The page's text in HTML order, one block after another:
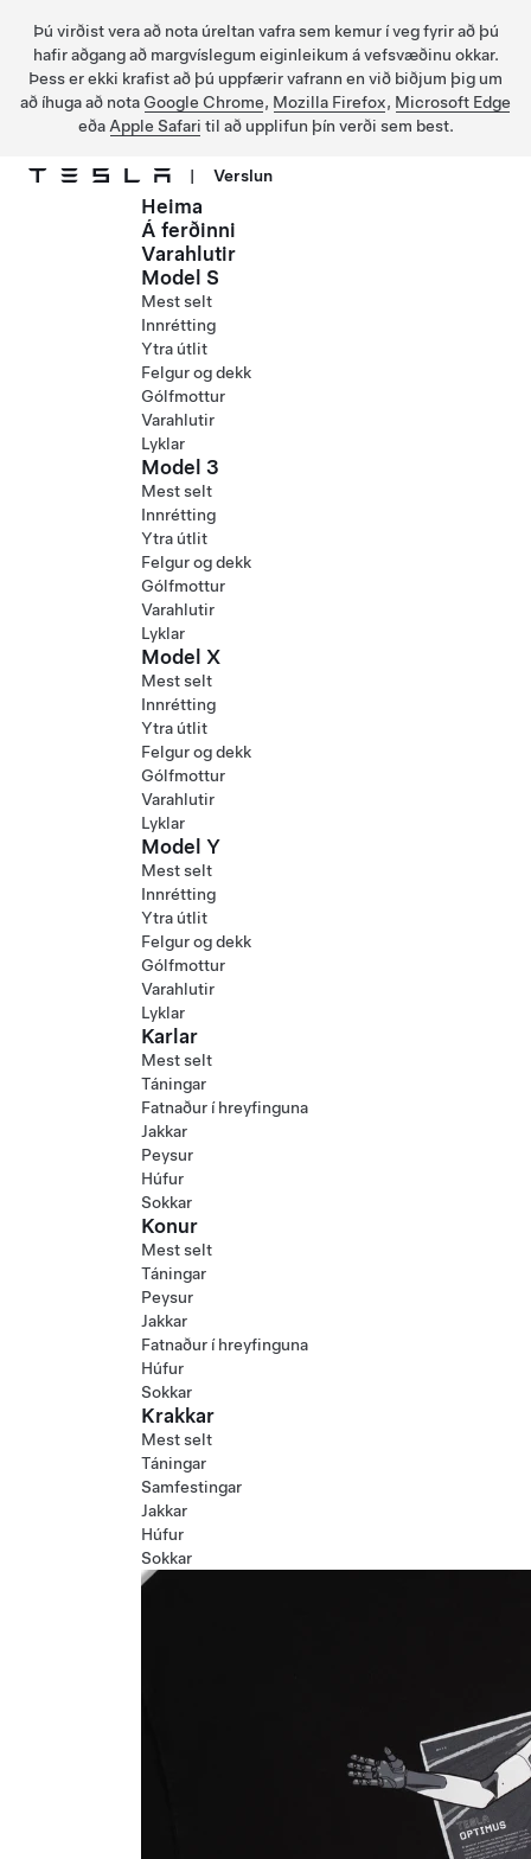
Þú virðist vera að nota úreltan vafra sem kemur í veg fyrir að þú
hafir aðgang að margvíslegum eiginleikum á vefsvæðinu okkar.
Þess er ekki krafist að þú uppfærir vafrann en við biðjum þig um
að íhuga að nota Google Chrome, Mozilla Firefox, Microsoft Edge
eða Apple Safari til að upplifun þín verði sem best.
| Verslun
Heima
Á ferðinni
Varahlutir
Model S
Mest selt
Innrétting
Ytra útlit
Felgur og dekk
Gólfmottur
Varahlutir
Lyklar
Model 3
Mest selt
Innrétting
Ytra útlit
Felgur og dekk
Gólfmottur
Varahlutir
Lyklar
Model X
Mest selt
Innrétting
Ytra útlit
Felgur og dekk
Gólfmottur
Varahlutir
Lyklar
Model Y
Mest selt
Innrétting
Ytra útlit
Felgur og dekk
Gólfmottur
Varahlutir
Lyklar
Karlar
Mest selt
Táningar
Fatnaður í hreyfinguna
Jakkar
Peysur
Húfur
Sokkar
Konur
Mest selt
Táningar
Peysur
Jakkar
Fatnaður í hreyfinguna
Húfur
Sokkar
Krakkar
Mest selt
Táningar
Samfestingar
Jakkar
Húfur
Sokkar